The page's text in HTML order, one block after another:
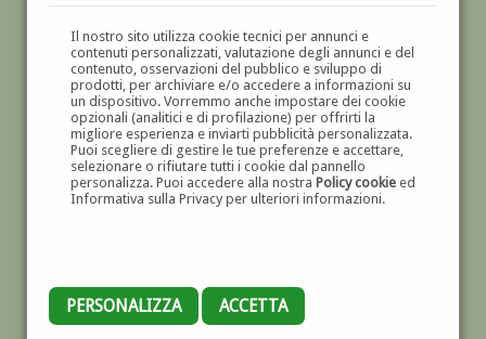
Il nostro sito utilizza cookie tecnici per annunci e
contenuti personalizzati, valutazione degli annunci e del
contenuto, osservazioni del pubblico e sviluppo di
prodotti, per archiviare e/o accedere a informazioni su
un dispositivo. Vorremmo anche impostare dei cookie
opzionali (analitici e di profilazione) per offrirti la
migliore esperienza e inviarti pubblicità personalizzata.
Puoi scegliere di gestire le tue preferenze e accettare,
selezionare o rifiutare tutti i cookie dal pannello
personalizza. Puoi accedere alla nostra Policy cookieed
Informativa sulla Privacy per ulteriori informazioni.
PERSONALIZZA ACCETTA
GALLERIAD'ARTE
DIPINTI E SCULTURE '800 E '900